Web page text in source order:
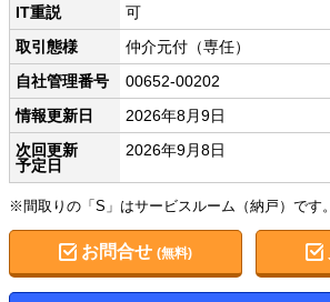
IT重説
可
取引態様
仲介元付（専任）
自社管理番号
00652-00202
情報更新日
2026年8月9日
次回更新
予定日
2026年9月8日
※間取りの「S」はサービスルーム（納戸）です。
お問合せ (無料)